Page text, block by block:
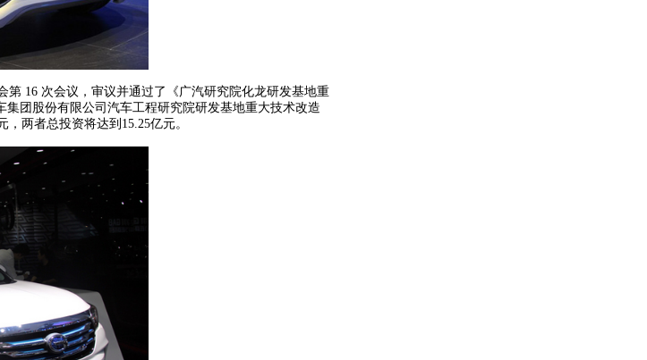
16 次会议，审议并通过了《广汽研究院化龙研发基地重
团股份有限公司汽车工程研究院研发基地重大技术改造
两者总投资将达到15.25亿元。